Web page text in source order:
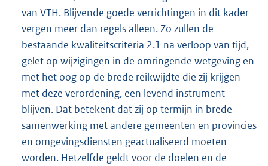
van VTH. Blijvende goede verrichtingen in dit kader
vergen meer dan regels alleen. Zo zullen de
bestaande kwaliteitscriteria 2.1 na verloop van tijd,
gelet op wijzigingen in de omringende wetgeving en
met het oog op de brede reikwijdte die zij krijgen
met deze verordening, een levend instrument
blijven. Dat betekent dat zij op termijn in brede
samenwerking met andere gemeenten en provincies
en omgevingsdiensten geactualiseerd moeten
worden. Hetzelfde geldt voor de doelen en de